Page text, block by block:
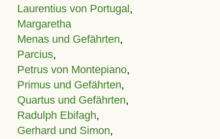
Laurentius von Portugal,
Margaretha
Menas und Gefährten,
Parcius,
Petrus von Montepiano,
Primus und Gefährten,
Quartus und Gefährten,
Radulph Ebifagh,
Gerhard und Simon,